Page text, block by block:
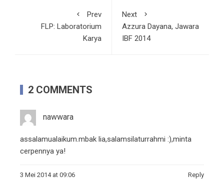
Prev
FLP: Laboratorium
Karya
Next
Azzura Dayana, Jawara
IBF 2014
2 COMMENTS
nawwara
assalamualaikum.mbak lia,salamsilaturrahmi :),minta
cerpennya ya!
3 Mei 2014 at 09:06 Reply